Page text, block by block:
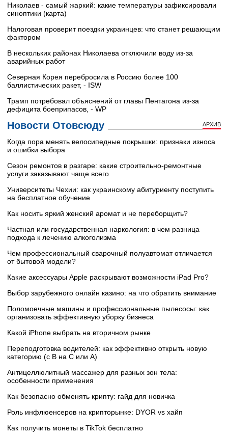
Николаев - самый жаркий: какие температуры зафиксировали
синоптики (карта)
Налоговая проверит поездки украинцев: что станет решающим
фактором
В нескольких районах Николаева отключили воду из-за
аварийных работ
Северная Корея перебросила в Россию более 100
баллистических ракет, - ISW
Трамп потребовал объяснений от главы Пентагона из-за
дефицита боеприпасов, - WP
Новости Отовсюду АРХИВ
Когда пора менять велосипедные покрышки: признаки износа
и ошибки выбора
Сезон ремонтов в разгаре: какие строительно-ремонтные
услуги заказывают чаще всего
Университеты Чехии: как украинскому абитуриенту поступить
на бесплатное обучение
Как носить яркий женский аромат и не переборщить?
Частная или государственная наркология: в чем разница
подхода к лечению алкоголизма
Чем профессиональный сварочный полуавтомат отличается
от бытовой модели?
Какие аксессуары Apple раскрывают возможности iPad Pro?
Выбор зарубежного онлайн казино: на что обратить внимание
Поломоечные машины и профессиональные пылесосы: как
организовать эффективную уборку бизнеса
Какой iPhone выбрать на вторичном рынке
Переподготовка водителей: как эффективно открыть новую
категорию (с B на C или А)
Антицеллюлитный массажер для разных зон тела:
особенности применения
Как безопасно обменять крипту: гайд для новичка
Роль инфлюенсеров на крипторынке: DYOR vs хайп
Как получить монеты в TikTok бесплатно